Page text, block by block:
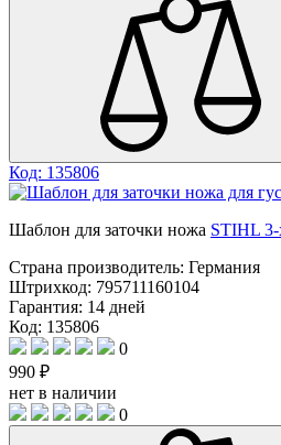
Код: 135806
Шаблон для заточки ножа STIHL
Страна производитель: Германия
Штрихкод: 795711160104
Гарантия: 14 дней
Код: 135806
0
990 ₽
нет в наличии
0